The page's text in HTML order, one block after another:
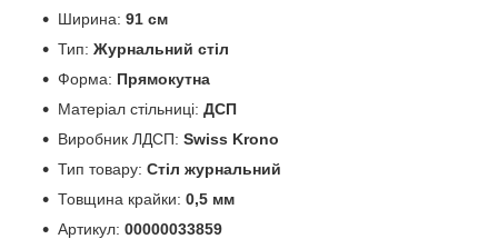
Ширина: 91 см
Тип: Журнальний стіл
Форма: Прямокутна
Матеріал стільниці: ДСП
Виробник ЛДСП: Swiss Krono
Тип товару: Стіл журнальний
Товщина крайки: 0,5 мм
Артикул: 00000033859